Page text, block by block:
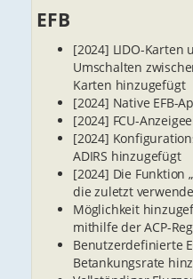
EFB
[2024] LIDO-Karten
Umschalten
Karten hinzugefügt
[2024] Native EFB-
[2024] FCU-
[2024]
ADIRS hinzugefügt
[2024] Die Funktion
die zuletzt
Möglichkeit
mithilfe der ACP-
Benutzerdefinierte
Betankungsrate